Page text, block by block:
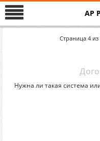
AP
Страница 4 из
Нужна ли такая система